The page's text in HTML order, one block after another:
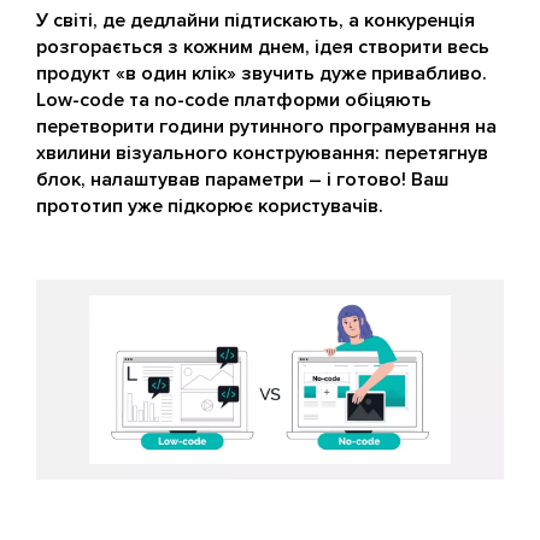
У світі, де дедлайни підтискають, а конкуренція
розгорається з кожним днем, ідея створити весь
продукт «в один клік» звучить дуже привабливо.
Low-code та no-code платформи обіцяють
перетворити години рутинного програмування на
хвилини візуального конструювання: перетягнув
блок, налаштував параметри – і готово! Ваш
прототип уже підкорює користувачів.